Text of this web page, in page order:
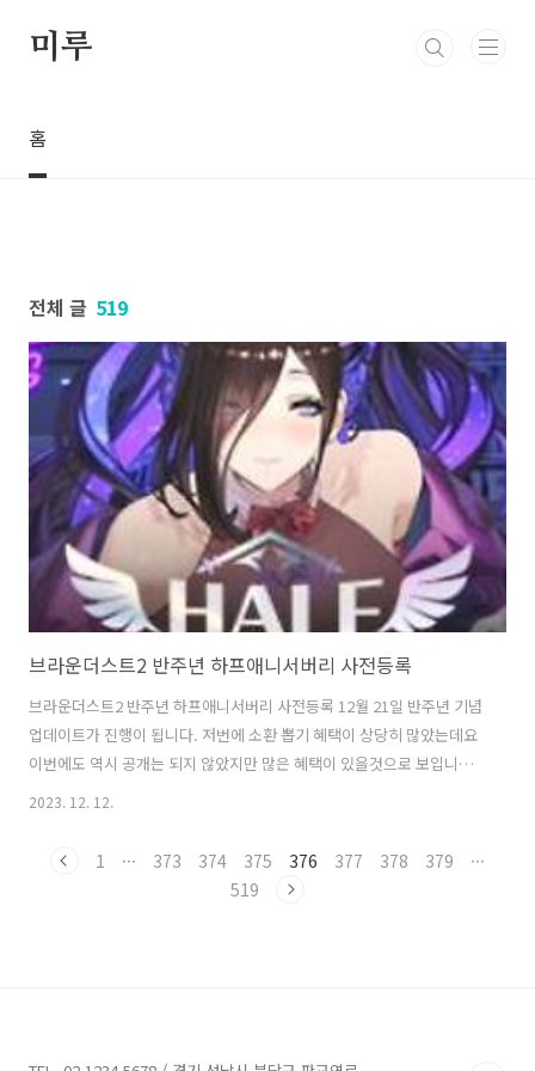
미루
홈
전체 글 519
브라운더스트2 반주년 하프애니서버리 사전등록
브라운더스트2 반주년 하프애니서버리 사전등록 12월 21일 반주년 기념
업데이트가 진행이 됩니다. 저번에 소환 뽑기 혜택이 상당히 많았는데요
이번에도 역시 공개는 되지 않았지만 많은 혜택이 있을것으로 보입니다.
사실 출시 초반에 큰 이슈가 있었으나 게임이 완전하게 완성이 되어 나오
통을 하면서 많은 에러부분과 불편한 부분들도 많이 줄였습니다. 반주년
이전에 미리 다시 한번 맛보기 위해서 설치를 받고 플레이를 했습니다.
2023. 12. 12.
1 ··· 373 374 375 376 377 378 379
···
519